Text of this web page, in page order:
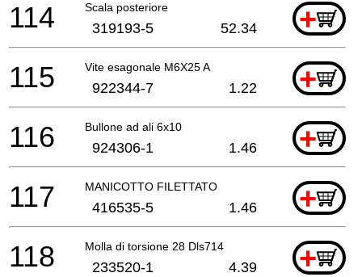
Scala posteriore +
114 319193-5 52.34
Vite esagonale M6X25 A +
115 922344-7 1.22
Bullone ad ali 6x10 +
116 924306-1 1.46
MANICOTTO FILETTATO +
117 416535-5 1.46
Molla di torsione 28 Dls714 +
118 233520-1 4.39